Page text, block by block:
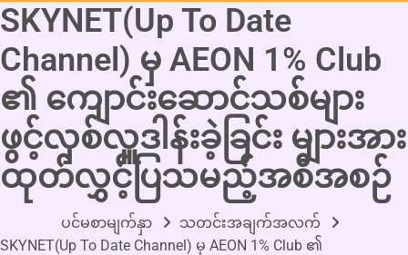
SKYNET(Up To Date
Channel) မှ AEON 1% Club
၏ ကျောင်းဆောင်သစ်များ
ဖွင့်လှစ်လှူဒါန်းခဲ့ခြင်း များအား
ထုတ်လွှင့်ပြသမည့်အစီအစဉ်
ပင်မစာမျက်နှာ
သတင်းအချက်အလက်
SKYNET(Up To Date Channel) မှ AEON 1% Club ၏